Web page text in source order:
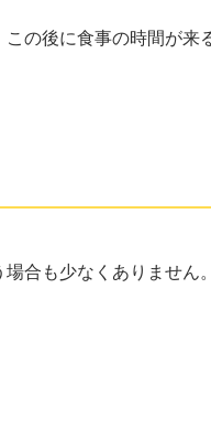
の後に食事の時間が来
合も少なくありません。